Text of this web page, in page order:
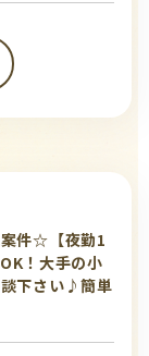
件☆【夜勤1
！大手の小
下さい♪簡単